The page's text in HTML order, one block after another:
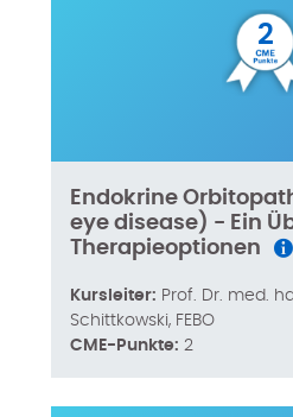
2
Endokrine
eye disease) - Ein
Therapieoptionen
Kursleiter: Prof. Dr. med.
Schittkowski, FEBO
CME-Punkte: 2